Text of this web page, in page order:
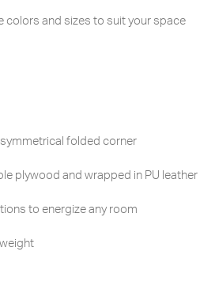
colors and sizes to suit your space
folded corner
plywood and wrapped in PU leather
to energize any room